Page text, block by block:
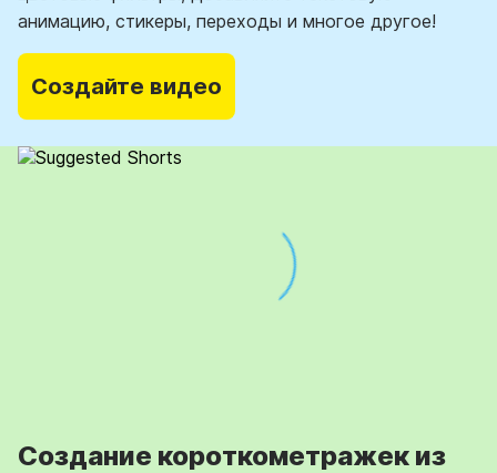
анимацию, стикеры, переходы и многое другое!
Создайте видео
Создание короткометражек из